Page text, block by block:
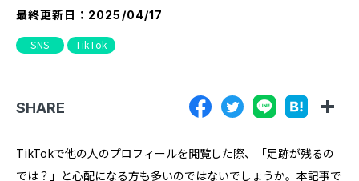
利用規約
広告掲載に関する規約
特定商取引法に基づく表記
プライバシーポリシー
最終更新日： 2025/04/17
SNS TikTok
SHARE
TikTokで他の人のプロフィールを閲覧した際、「足跡が残るの
では？」と心配になる方も多いのではないでしょうか。​本記事で